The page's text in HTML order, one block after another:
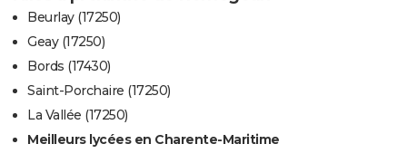
Beurlay (17250)
Geay (17250)
Bords (17430)
Saint-Porchaire (17250)
La Vallée (17250)
Meilleurs lycées en Charente-Maritime